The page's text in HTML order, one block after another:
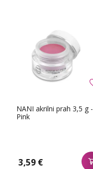
NANI akrilni prah 3,5 g -
Pink
3,59 €